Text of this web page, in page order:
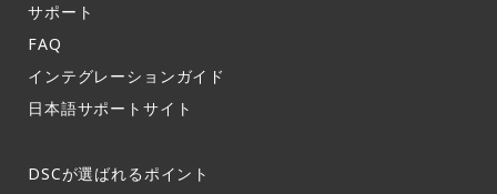
サポート​
FAQ​
インテグレーションガイド​
日本語サポートサイト​
DSCが選ばれるポイント